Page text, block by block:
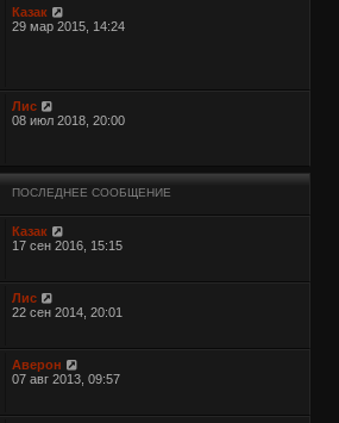
Казак
29 мар 2015, 14:24
Лис
08 июл 2018, 20:00
ПОСЛЕДНЕЕ СООБЩЕНИЕ
Казак
17 сен 2016, 15:15
Лис
22 сен 2014, 20:01
Аверон
07 авг 2013, 09:57